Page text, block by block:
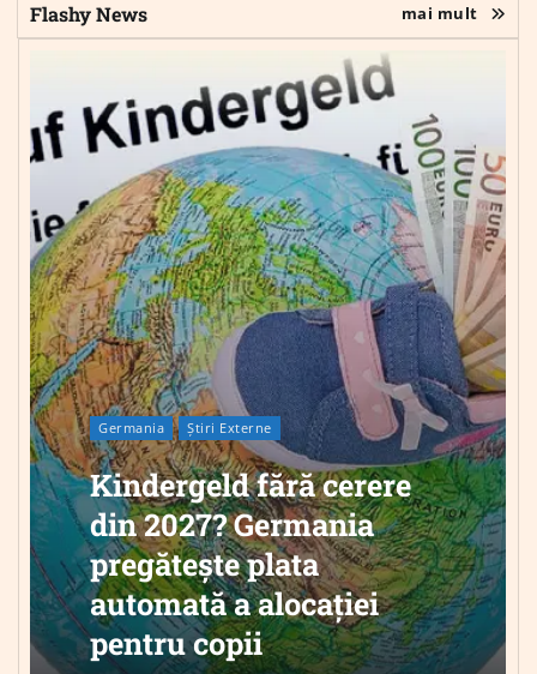
Flashy News mai mult
Germania Știri Externe
Kindergeld fără cerere
din 2027? Germania
pregătește plata
automată a alocației
pentru copii